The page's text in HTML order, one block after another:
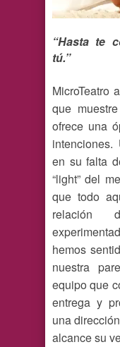
“Hasta te
tú.”
MicroTeatro
que
ofrece una
en su falta
“light” del
que todo
relación
hemos
nuestra
equipo que
entrega y
una
alcance su